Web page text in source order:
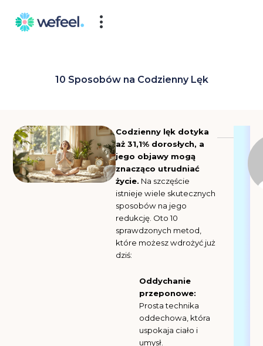
content
10 Sposobów na Codzienny Lęk
Codzienny lęk dotyka
aż 31,1% dorosłych, a
jego objawy mogą
znacząco utrudniać
życie. Na szczęście
istnieje wiele skutecznych
sposobów na jego
redukcję. Oto 10
sprawdzonych metod,
które możesz wdrożyć już
dziś:
Oddychanie
przeponowe:
Prosta technika
oddechowa, która
uspokaja ciało i
umysł.